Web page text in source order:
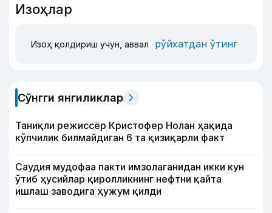
Изоҳлар
Изоҳ қолдириш учун, аввал рўйхатдан ўтинг
Сўнгги янгиликлар
Таниқли режиссёр Кристофер Нолан ҳақида
кўпчилик билмайдиган 6 та қизиқарли факт
Саудия мудофаа пакти имзолаганидан икки кун
ўтиб ҳусийлар қиролликнинг нефтни қайта
ишлаш заводига ҳужум қилди